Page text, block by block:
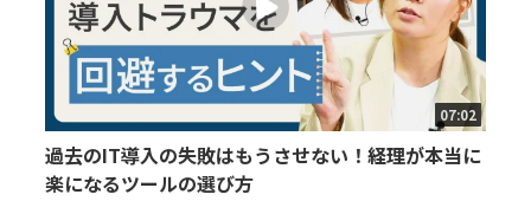
07:02
過去のIT導入の失敗はもうさせない！経理が本当に
楽になるツールの選び方